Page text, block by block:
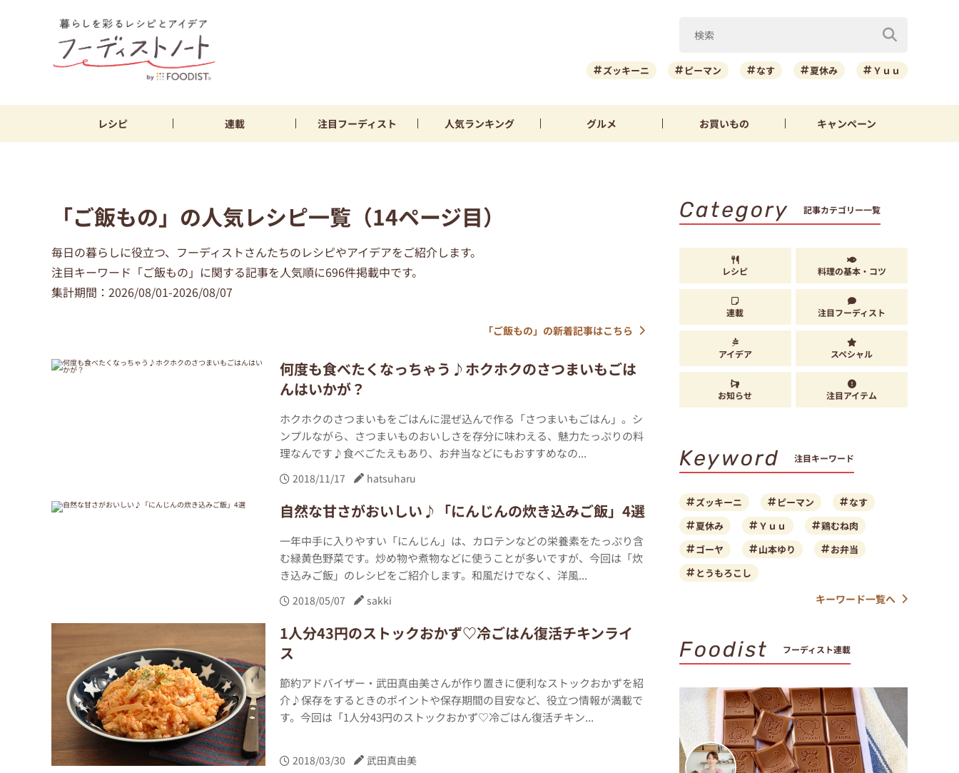
ズッキーニ ピーマン なす 夏休み Ｙｕｕ
レシピ 連載 注目フーディスト 人気ランキング グルメ お買いもの キャンペーン
「ご飯もの」の人気レシピ一覧（14ページ目）
毎日の暮らしに役立つ、フーディストさんたちのレシピやアイデアをご紹介します。
注目キーワード「ご飯もの」に関する記事を人気順に696件掲載中です。
集計期間：2026/08/01-2026/08/07
「ご飯もの」の新着記事はこちら
何度も食べたくなっちゃう♪ホクホクのさつまいもごは
んはいかが？
ホクホクのさつまいもをごはんに混ぜ込んで作る「さつまいもごはん」。シ
ンプルながら、さつまいものおいしさを存分に味わえる、魅力たっぷりの料
理なんです♪食べごたえもあり、お弁当などにもおすすめなの...
2018/11/17 hatsuharu
自然な甘さがおいしい♪「にんじんの炊き込みご飯」4選
一年中手に入りやすい「にんじん」は、カロテンなどの栄養素をたっぷり含
む緑黄色野菜です。炒め物や煮物などに使うことが多いですが、今回は「炊
き込みご飯」のレシピをご紹介します。和風だけでなく、洋風...
2018/05/07 sakki
1人分43円のストックおかず♡冷ごはん復活チキンライ
ス
節約アドバイザー・武田真由美さんが作り置きに便利なストックおかずを紹
介♪保存をするときのポイントや保存期間の目安など、役立つ情報が満載で
す。今回は「1人分43円のストックおかず♡冷ごはん復活チキン...
2018/03/30 武田真由美
Category 記事カテゴリー一覧
レシピ 料理の基本・コツ
連載 注目フーディスト
アイデア スペシャル
お知らせ 注目アイテム
Keyword 注目キーワード
ズッキーニ ピーマン
なす
夏休み
Ｙｕｕ
鶏むね肉
ゴーヤ
山本ゆり
お弁当
とうもろこし
キーワード一覧へ
Foodist フーディスト連載